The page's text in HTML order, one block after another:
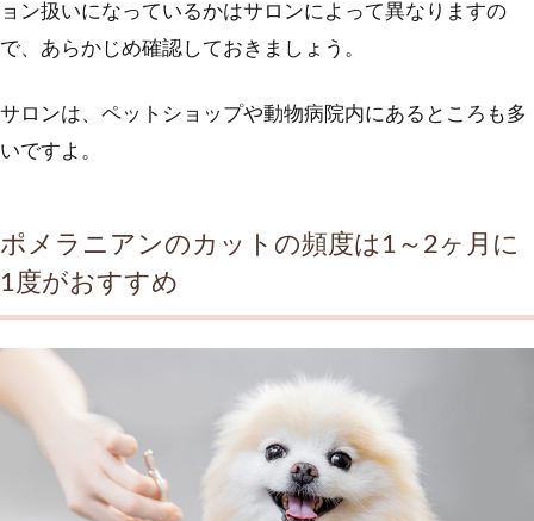
ョン扱いになっているかはサロンによって異なりますの
で、あらかじめ確認しておきましょう。
サロンは、ペットショップや動物病院内にあるところも多
いですよ。
ポメラニアンのカットの頻度は1～2ヶ月に
1度がおすすめ